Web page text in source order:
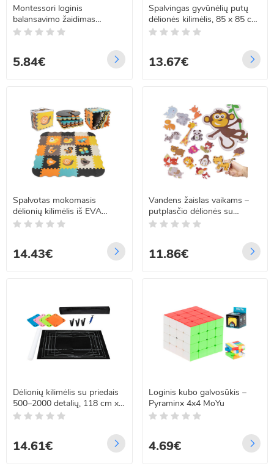
Montessori loginis
balansavimo žaidimas
„Tetris“ su kaladėlėmis
5.84€
Spalvingas gyvūnėlių putų
dėlionės kilimėlis, 85 x 85 cm,
9 elementai
13.67€
Spalvotas mokomasis
dėlionių kilimėlis iš EVA
putplasčio su gyvūnėliais, 25
14.43€
Vandens žaislas vaikams –
putplasčio dėlionės su
gyvūnėliais
11.86€
Dėlionių kilimėlis su priedais
500–2000 detalių, 118 cm x
79 cm
14.61€
Loginis kubo galvosūkis –
Pyraminx 4x4 MoYu
4.69€